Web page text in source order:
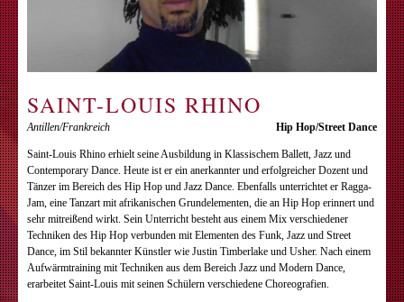
SAINT-LOUIS RHINO
Hip Hop/Street Dance
Antillen/Frankreich
Saint-Louis Rhino erhielt seine Ausbildung in Klassischem Ballett, Jazz und
Contemporary Dance. Heute ist er ein anerkannter und erfolgreicher Dozent und
Tänzer im Bereich des Hip Hop und Jazz Dance. Ebenfalls unterrichtet er Ragga-
Jam, eine Tanzart mit afrikanischen Grundelementen, die an Hip Hop erinnert und
sehr mitreißend wirkt. Sein Unterricht besteht aus einem Mix verschiedener
Techniken des Hip Hop verbunden mit Elementen des Funk, Jazz und Street
Dance, im Stil bekannter Künstler wie Justin Timberlake und Usher. Nach einem
Aufwärmtraining mit Techniken aus dem Bereich Jazz und Modern Dance,
erarbeitet Saint-Louis mit seinen Schülern verschiedene Choreografien.